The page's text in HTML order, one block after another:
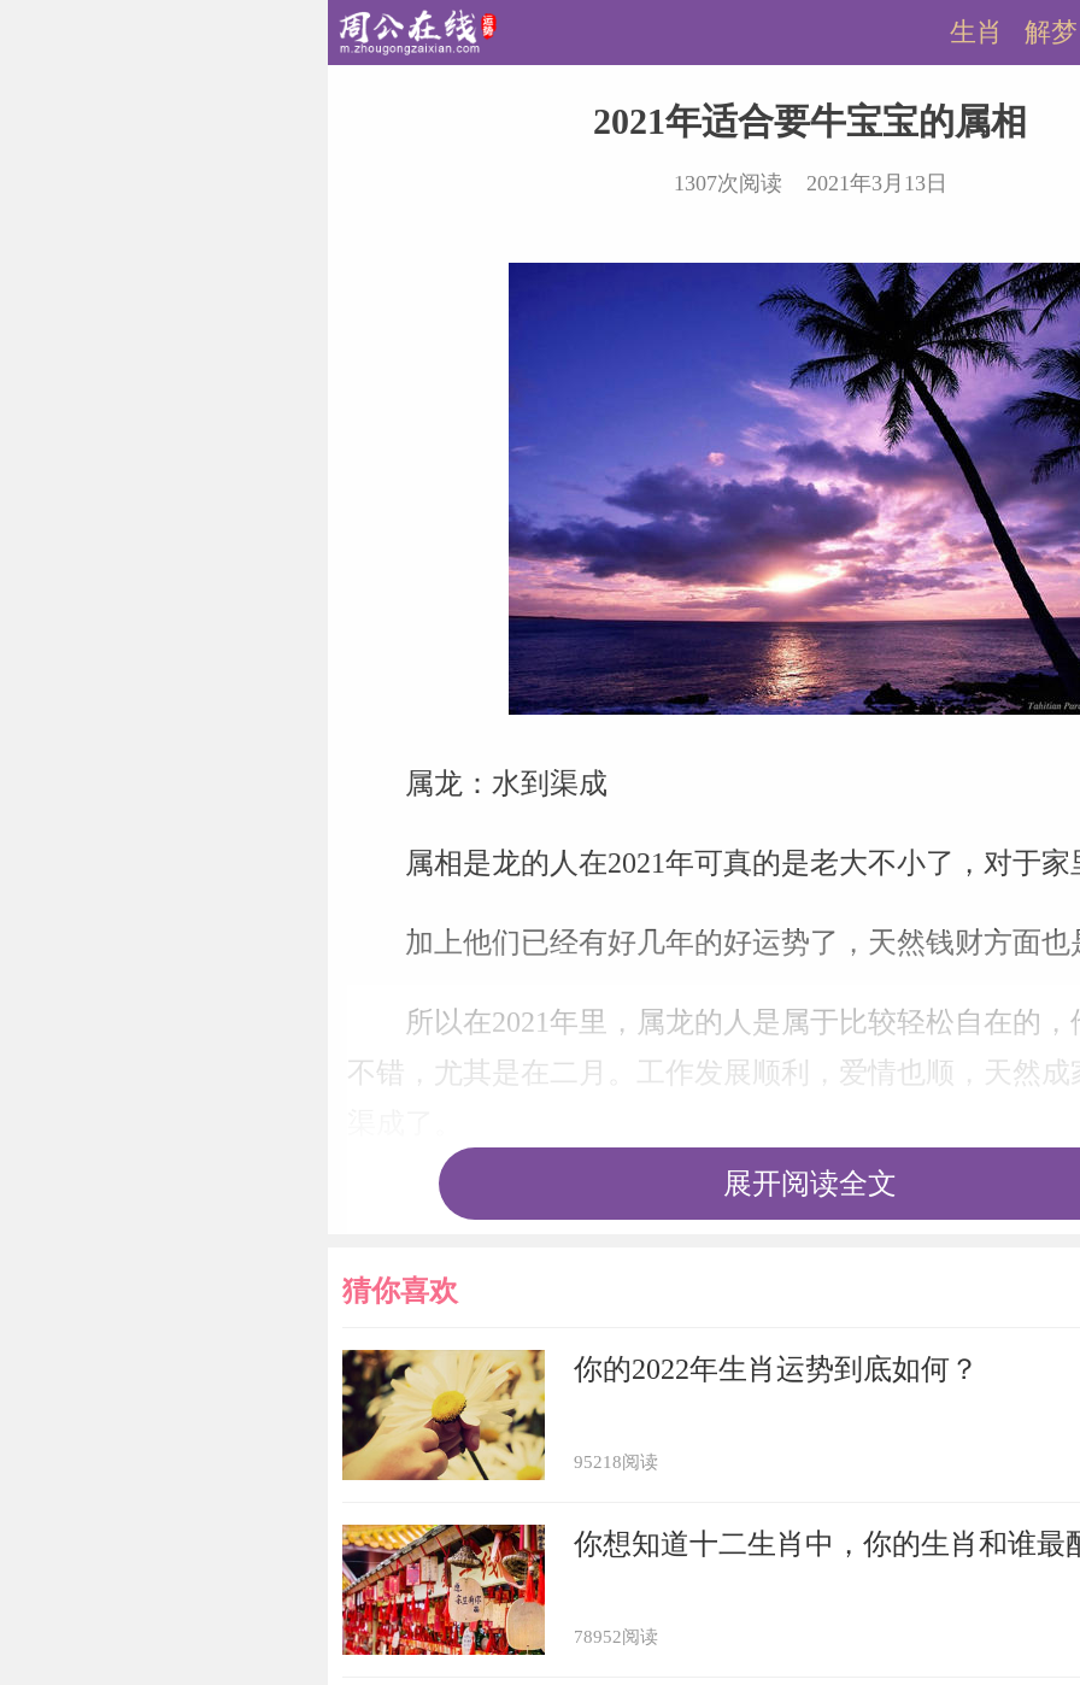
解梦
生肖
2021年适合要牛宝宝的属相
1307次阅读 2021年3月13日
属龙：水到渠成
属相是龙的人在2021年可真的是老大不小了，对于
加上他们已经有好几年的好运势了，天然钱财方面也
所以在2021年里，属龙的人是属于比较轻松自在的
不错，尤其是在二月。工作发展顺利，爱情也顺，天然
属牛2022年运势及运程
牛2022年犯太岁不 属牛人在2022年运势好吗
今年什么属相犯太岁 生肖牛值太岁
属牛人2022年犯太岁吗,2022犯太岁戴什么首饰化解
展开阅读全文
猜你喜欢
你的2022年生肖运势到底如何？
95218阅读
你想知道十二生肖中，你的生肖和谁最
78952阅读